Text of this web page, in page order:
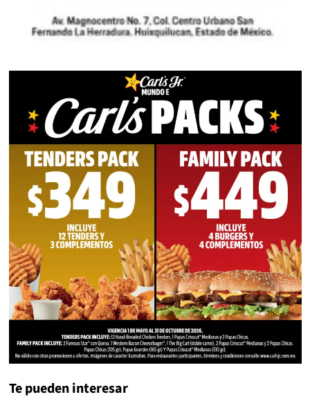
Te pueden interesar